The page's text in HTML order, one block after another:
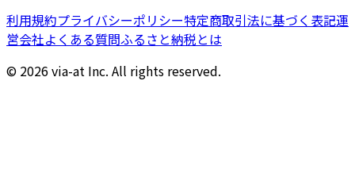
利用規約プライバシーポリシー特定商取引法に基づく表記運
営会社よくある質問ふるさと納税とは
© 2026via-at Inc. All rights reserved.